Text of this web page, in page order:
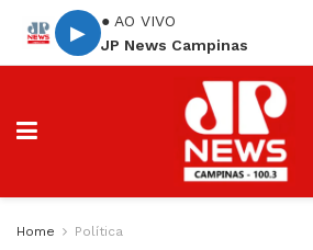
▶
● AO VIVO
JP News Campinas
Home Política